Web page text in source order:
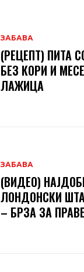
ЗАБАВА
(РЕЦЕПТ) ПИТА
БЕЗ КОРИ И
ЛАЖИЦА
ЗАБАВА
(ВИДЕО)
ЛОНДОНСКИ
– БРЗА ЗА